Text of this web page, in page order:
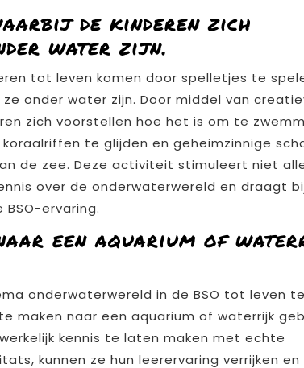
de kinderen zich
water zijn.
tot leven komen door spelletjes te
onder water zijn. Door middel van
zich voorstellen hoe het is om te
koraalriffen te glijden en geheimzinnige
de zee. Deze activiteit stimuleert niet
over de onderwaterwereld en draagt
ervaring.
een aquarium of
onderwaterwereld in de BSO tot leven te
maken naar een aquarium of waterrijk
kennis te laten maken met echte
kunnen ze hun leerervaring verrijken en